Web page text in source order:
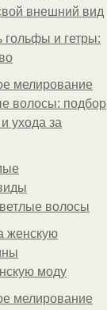
внешний вид
гольфы и гетры:
мелирование
волосы: подбор
ухода за
волосы
женскую
моду
мелирование